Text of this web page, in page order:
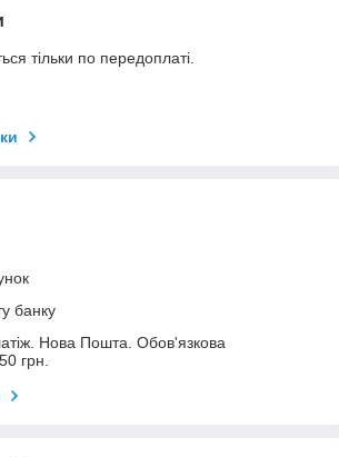
тільки по передоплаті.
банку
Нова Пошта. Обов'язкова
грн.